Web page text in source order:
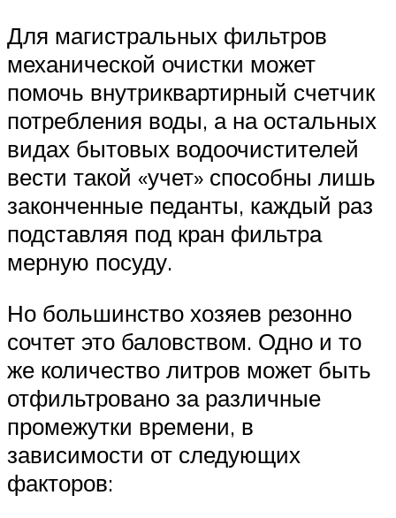
Для магистральных фильтров
механической очистки может
помочь внутриквартирный счетчик
потребления воды, а на остальных
видах бытовых водоочистителей
вести такой «учет» способны лишь
законченные педанты, каждый раз
подставляя под кран фильтра
мерную посуду.
Но большинство хозяев резонно
сочтет это баловством. Одно и то
же количество литров может быть
отфильтровано за различные
промежутки времени, в
зависимости от следующих
факторов: